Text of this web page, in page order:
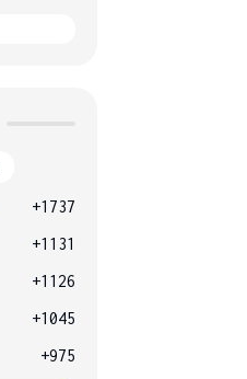
+1737
+1131
+1126
+1045
+975